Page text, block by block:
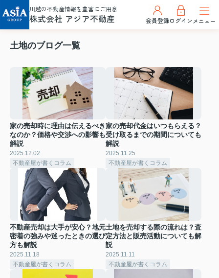
川越の不動産情報を豊富にご用意
株式会社 アジア不動産 会員登録ログインメニュー
土地のブログ一覧
家の売却時に理由は伝えるべき
なのか？価格や交渉への影響も
解説
2025.12.02
不動産屋が書くコラム
家の売却代金はいつもらえる？
受け取るまでの期間についても
解説
2025.11.25
不動産屋が書くコラム
不動産売却は大手が安心？地元
密着の強みや迷ったときの選び
方も解説
2025.11.18
不動産屋が書くコラム
土地を売却する際の流れは？査
定方法と販売活動についても解
説
2025.11.11
不動産屋が書くコラム